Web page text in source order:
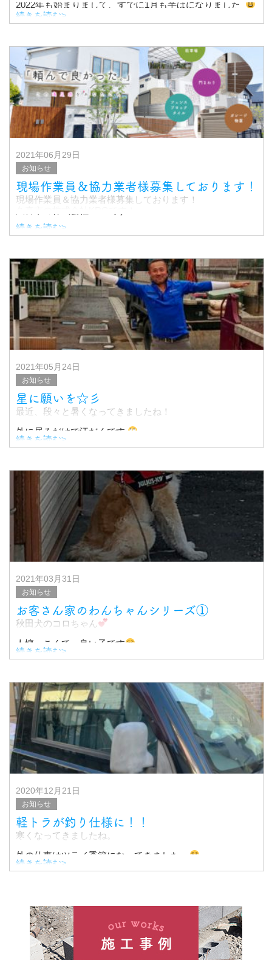
2022年も始まりまして、すでに1月も半ばになりました
ります…
記事にはしておりませんが、毎日せっせと現場作業を頑張
っておりま
続きを読む>
2021年06月29日
お知らせ
現場作業員＆協力業者様募集しております！
現場作業員＆協力業者様募集しております！
この度、さらなる業務拡大に伴い「現場作業員＆協力業者
会社概要>>
株式会社KRG
続きを読む>
2021年05月24日
お知らせ
星に願いを☆彡
最近、段々と暑くなってきましたね！
外に居るだけで汗だくです
さて！
こちらの星！
ある事に使います
我々も初の試みなのですが、、完成し
続きを読む>
2021年03月31日
お知らせ
お客さん家のわんちゃんシリーズ①
秋田犬のコロちゃん
人懐っこくて、良い子です
わんちゃんや、猫ちゃんの居るお客様の現場は、
とても癒されます♪
続きを読む>
2020年12月21日
お知らせ
軽トラが釣り仕様に！！
寒くなってきましたね。
外の仕事はツライ季節になってきました..
釣り竿や釣り道具が荷台を占領し、困っていました。
続きを読む>